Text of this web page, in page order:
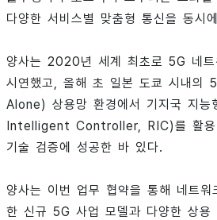
다양한 서비스별 맞춤형 통신을 동시
양사는 2020년 세계 최초로 5G 네트
시연했고, 올해 초 일본 도쿄 시내의
Alone) 상용망 환경에서 기지국 지능
Intelligent Controller, RIC)를 활용
기술 검증에 성공한 바 있다.
양사는 이번 업무 협약을 통해 네트워
한 신규 5G 사업 모델과 다양한 상용